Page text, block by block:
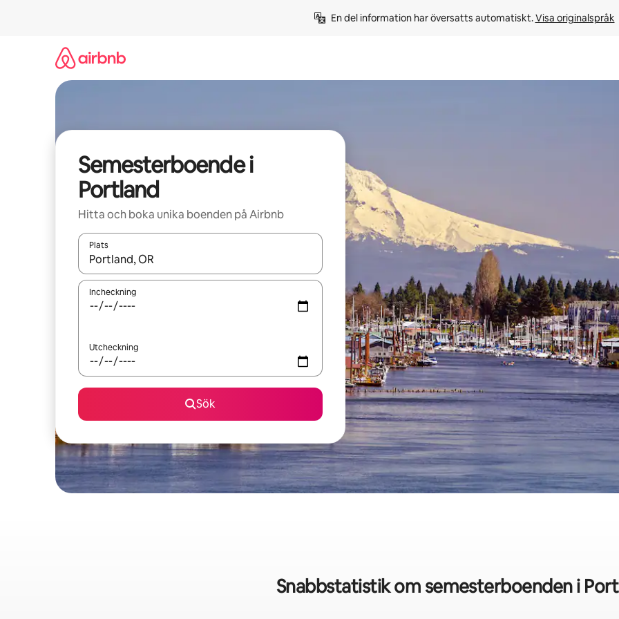
En del information har översatts automatiskt. Visa originalspråk
Semesterboende i
Portland
Hitta och boka unika boenden på Airbnb
Plats
När resultaten är tillgängliga kan du navigera med upp- och nedåtpilarna eller utforska genom att trycka eller svepa.
Incheckning
Utcheckning
Sök
Snabbstatistik om semesterboenden i